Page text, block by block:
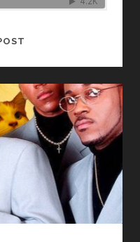
L’EUROVISION